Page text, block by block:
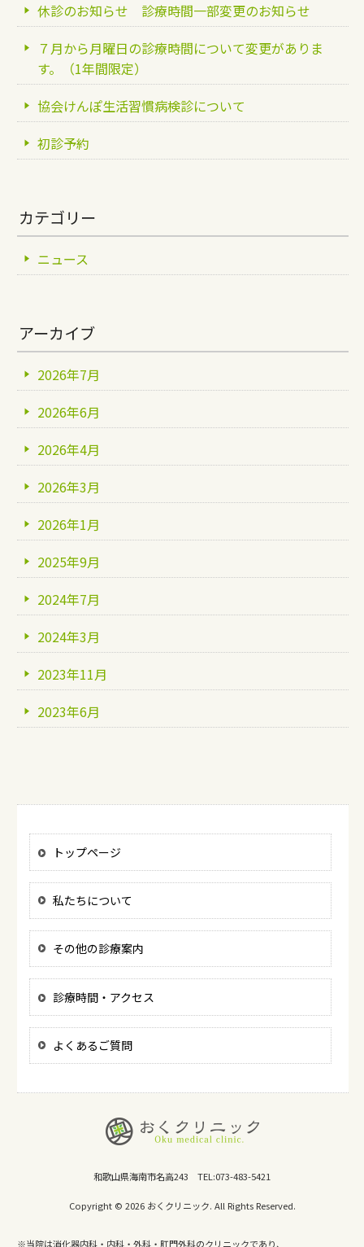
休診のお知らせ 診療時間一部変更のお知らせ
７月から月曜日の診療時間について変更がありま
す。（1年間限定）
協会けんぽ生活習慣病検診について
初診予約
カテゴリー
ニュース
アーカイブ
2026年7月
2026年6月
2026年4月
2026年3月
2026年1月
2025年9月
2024年7月
2024年3月
2023年11月
2023年6月
トップページ
私たちについて
その他の診療案内
診療時間・アクセス
よくあるご質問
和歌山県海南市名高243 TEL:073-483-5421
Copyright © 2026 おくクリニック. All Rights Reserved.
※当院は消化器内科・内科・外科・肛門外科のクリニックであり、